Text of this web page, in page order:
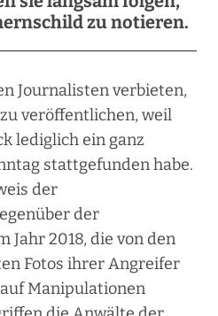
zu notieren.
Journalisten verbieten,
veröffentlichen, weil
lediglich ein ganz
stattgefunden habe.
der
der
Jahr 2018, die von den
Fotos ihrer Angreifer
Manipulationen